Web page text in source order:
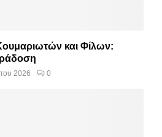
και Φίλων:
2026 0